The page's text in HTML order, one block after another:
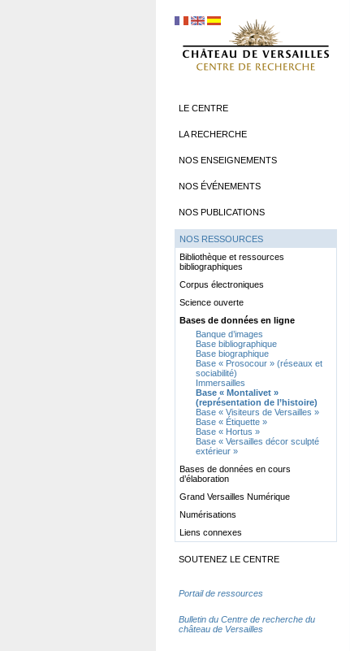
LE CENTRE
LA RECHERCHE
NOS ENSEIGNEMENTS
NOS ÉVÉNEMENTS
NOS PUBLICATIONS
NOS RESSOURCES
Bibliothèque et ressources
bibliographiques
Corpus électroniques
Science ouverte
Bases de données en ligne
Banque d’images
Base bibliographique
Base biographique
Base « Prosocour » (réseaux et
sociabilité)
Immersailles
Base « Montalivet »
(représentation de l’histoire)
Base « Visiteurs de Versailles »
Base « Étiquette »
Base « Hortus »
Base « Versailles décor sculpté
extérieur »
Bases de données en cours
d’élaboration
Grand Versailles Numérique
Numérisations
Liens connexes
SOUTENEZ LE CENTRE
Portail de ressources
Bulletin du Centre de recherche du
château de Versailles